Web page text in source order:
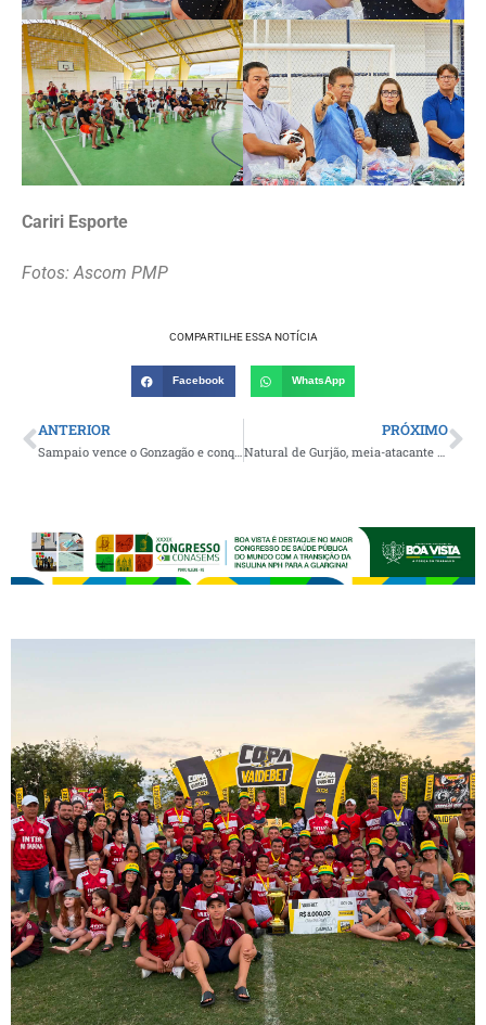
Cariri Esporte
Fotos: Ascom PMP
COMPARTILHE ESSA NOTÍCIA
Facebook WhatsApp
ANTERIOR PRÓXIMO